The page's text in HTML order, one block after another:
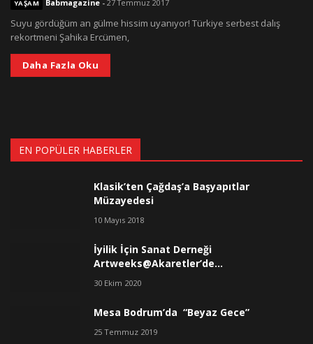
YAŞAM Babmagazine -27 Temmuz 2017
Suyu gördüğüm an gülme hissim uyanıyor! Türkiye serbest dalış
rekortmeni Şahika Ercümen,
Daha Fazla Oku
EN POPÜLER HABERLER
Klasik’ten Çağdaş’a Başyapıtlar
Müzayedesi
10 Mayıs 2018
İyilik İçin Sanat Derneği
Artweeks@Akaretler’de…
30 Ekim 2020
Mesa Bodrum’da “Beyaz Gece”
25 Temmuz 2019